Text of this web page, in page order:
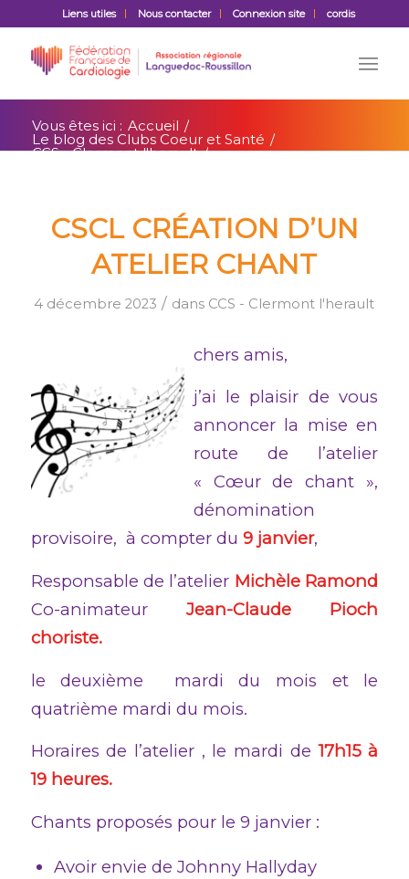
Liens utiles Nous contacter Connexion site cordis
Vous êtes ici : Accueil /
Le blog des Clubs Coeur et Santé /
CCS - Clermont l'herault /
CSCL CRÉATION D’UN
ATELIER CHANT
4 décembre 2023 / dans CCS - Clermont l'herault
chers amis,
j’ai le plaisir de vous
annoncer la mise en
route de l’atelier
« Cœur de chant »,
dénomination
provisoire, à compter du 9 janvier,
Responsable de l’atelier Michèle Ramond
Co-animateurJean-Claude Pioch
choriste.
le deuxième mardi du mois et le
quatrième mardi du mois.
Horaires de l’atelier , le mardi de17h15 à
19 heures.
Chants proposés pour le 9 janvier :
Avoir envie de Johnny Hallyday